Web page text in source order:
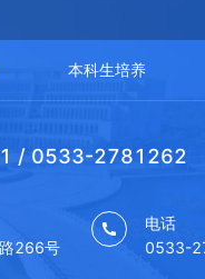
本科生培养
/ 0533-2781262
266号
电话
0533-